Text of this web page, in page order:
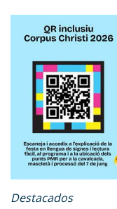
Destacados